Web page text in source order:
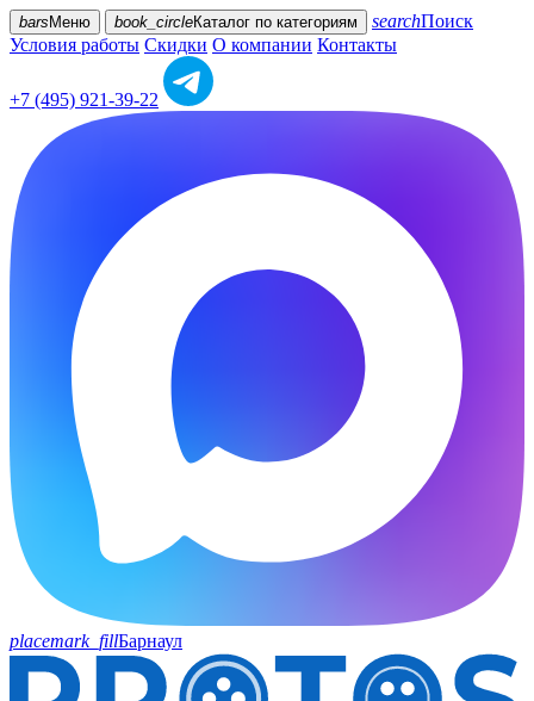
bars Меню book_circleКаталог по категориям searchПоиск
Условия работы Скидки О компании Контакты
+7 (495) 921-39-22
placemark_fillБарнаул